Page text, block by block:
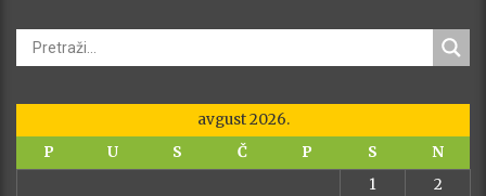
avgust 2026.
P
U S Č P S
N
1
2